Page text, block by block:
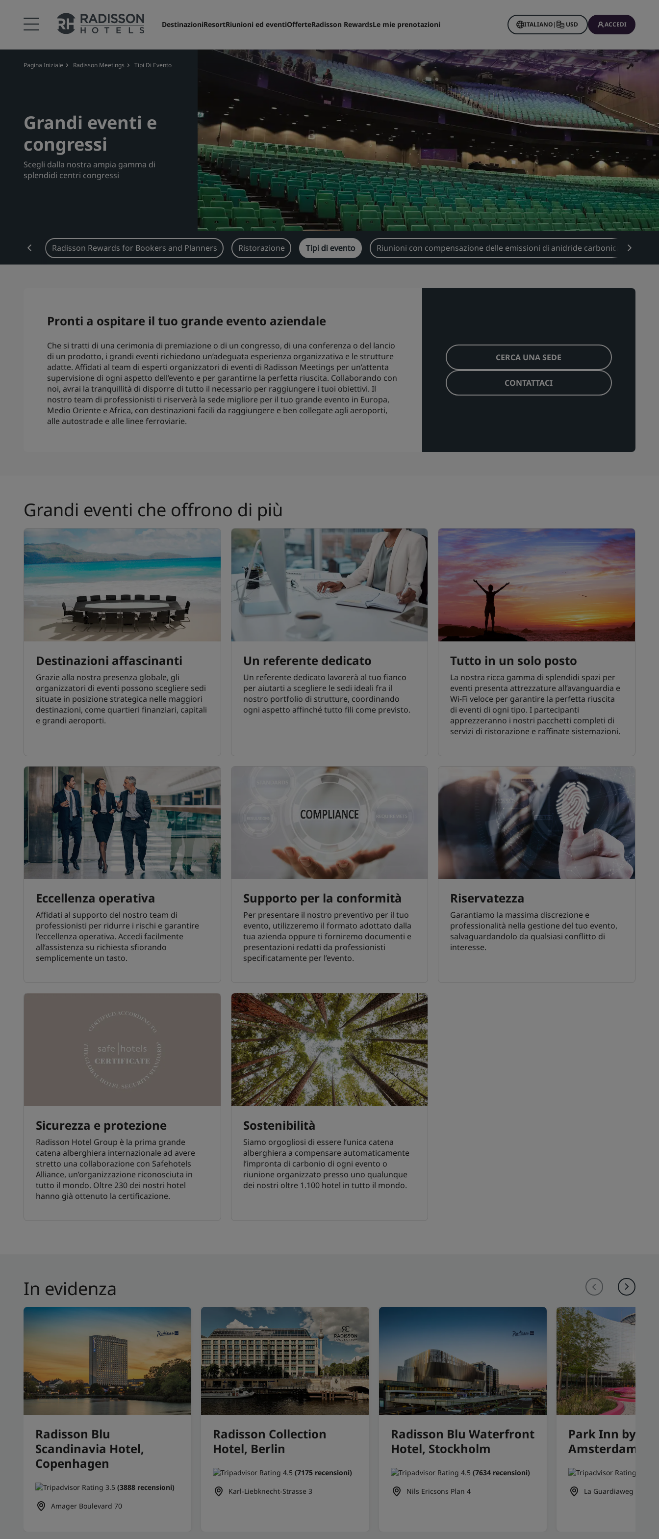
DestinazioniResortRiunioni ed eventiOfferteRadisson RewardsLe mie prenotazioni ITALIANO| USD ACCEDI
Pagina Iniziale Radisson Meetings Tipi Di Evento
Grandi eventi e
congressi
Scegli dalla nostra ampia gamma di
splendidi centri congressi
sociali Radisson Rewards for Bookers and Planners Ristorazione Tipi di evento Riunioni con compensazione delle emissioni di anidride carbonica
Pronti a ospitare il tuo grande evento aziendale
Che si tratti di una cerimonia di premiazione o di un congresso, di una conferenza o del lancio
di un prodotto, i grandi eventi richiedono un’adeguata esperienza organizzativa e le strutture
adatte. Affidati al team di esperti organizzatori di eventi di Radisson Meetings per un’attenta
supervisione di ogni aspetto dell’evento e per garantirne la perfetta riuscita. Collaborando con
noi, avrai la tranquillità di disporre di tutto il necessario per raggiungere i tuoi obiettivi. Il
nostro team di professionisti ti riserverà la sede migliore per il tuo grande evento in Europa,
Medio Oriente e Africa, con destinazioni facili da raggiungere e ben collegate agli aeroporti,
alle autostrade e alle linee ferroviarie.
CERCA UNA SEDE
CONTATTACI
Grandi eventi che offrono di più
Destinazioni affascinanti
Grazie alla nostra presenza globale, gli
organizzatori di eventi possono scegliere sedi
situate in posizione strategica nelle maggiori
destinazioni, come quartieri finanziari, capitali
e grandi aeroporti.
Un referente dedicato
Un referente dedicato lavorerà al tuo fianco
per aiutarti a scegliere le sedi ideali fra il
nostro portfolio di strutture, coordinando
ogni aspetto affinché tutto fili come previsto.
Tutto in un solo posto
La nostra ricca gamma di splendidi spazi per
eventi presenta attrezzature all’avanguardia e
Wi-Fi veloce per garantire la perfetta riuscita
di eventi di ogni tipo. I partecipanti
apprezzeranno i nostri pacchetti completi di
servizi di ristorazione e raffinate sistemazioni.
Eccellenza operativa
Affidati al supporto del nostro team di
professionisti per ridurre i rischi e garantire
l’eccellenza operativa. Accedi facilmente
all’assistenza su richiesta sfiorando
semplicemente un tasto.
Supporto per la conformità
Per presentare il nostro preventivo per il tuo
evento, utilizzeremo il formato adottato dalla
tua azienda oppure ti forniremo documenti e
presentazioni redatti da professionisti
specificatamente per l’evento.
Riservatezza
Garantiamo la massima discrezione e
professionalità nella gestione del tuo evento,
salvaguardandolo da qualsiasi conflitto di
interesse.
Sicurezza e protezione
Radisson Hotel Group è la prima grande
catena alberghiera internazionale ad avere
stretto una collaborazione con Safehotels
Alliance, un’organizzazione riconosciuta in
tutto il mondo. Oltre 230 dei nostri hotel
hanno già ottenuto la certificazione.
Sostenibilità
Siamo orgogliosi di essere l’unica catena
alberghiera a compensare automaticamente
l’impronta di carbonio di ogni evento o
riunione organizzato presso uno qualunque
dei nostri oltre 1.100 hotel in tutto il mondo.
In evidenza
Radisson Blu
Scandinavia Hotel,
Copenhagen
(3888 recensioni)
Amager Boulevard 70
Radisson Collection
Hotel, Berlin
(7175 recensioni)
Karl-Liebknecht-Strasse 3
Radisson Blu Waterfront
Hotel, Stockholm
(7634 recensioni)
Nils Ericsons Plan 4
Park Inn by
Amsterdam
La Guardiaweg 59